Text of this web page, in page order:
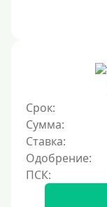
10 дней
2 недели
15 дней
20 дней
Срок:
Сумма:
Ставка:
Одобрение: